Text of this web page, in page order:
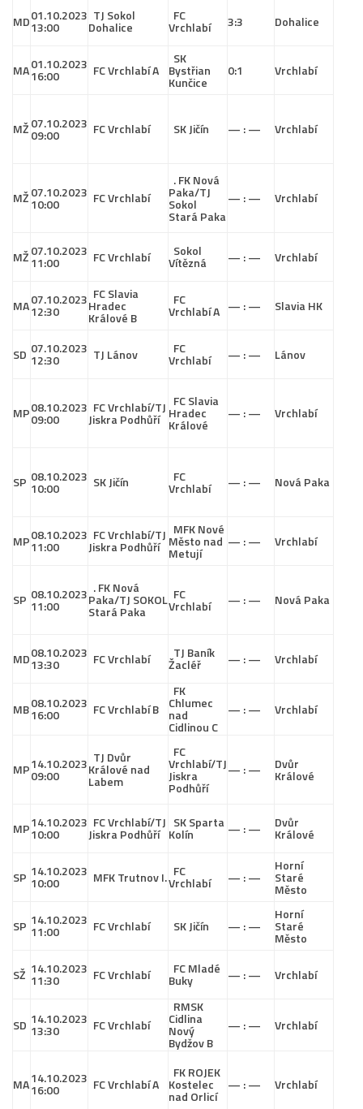
MD01.10.2023
13:00
TJ Sokol
Dohalice
FC
Vrchlabí 3:3 Dohalice
MA01.10.2023
16:00 FC Vrchlabí A
SK
Bystřian
Kunčice
0:1 Vrchlabí
MŽ07.10.2023
09:00 FC Vrchlabí SK Jičín — : — Vrchlabí
MŽ07.10.2023
10:00 FC Vrchlabí
. FK Nová
Paka/TJ
Sokol
Stará Paka
— : — Vrchlabí
MŽ07.10.2023
11:00 FC Vrchlabí Sokol
Vítězná — : — Vrchlabí
MA07.10.2023
12:30
FC Slavia
Hradec
Králové B
FC
Vrchlabí A — : — Slavia HK
SD 07.10.2023
12:30 TJ Lánov FC
Vrchlabí — : — Lánov
MP08.10.2023
09:00
FC Vrchlabí/TJ
Jiskra Podhůří
FC Slavia
Hradec
Králové
— : — Vrchlabí
SP 08.10.2023
10:00 SK Jičín FC
Vrchlabí — : — Nová Paka
MP08.10.2023
11:00
FC Vrchlabí/TJ
Jiskra Podhůří
MFK Nové
Město nad
Metují
— : — Vrchlabí
SP 08.10.2023
11:00
. FK Nová
Paka/TJ SOKOL
Stará Paka
FC
Vrchlabí — : — Nová Paka
MD08.10.2023
13:30 FC Vrchlabí TJ Baník
Žacléř — : — Vrchlabí
MB08.10.2023
16:00 FC Vrchlabí B
FK
Chlumec
nad
Cidlinou C
— : — Vrchlabí
MP14.10.2023
09:00
TJ Dvůr
Králové nad
Labem
FC
Vrchlabí/TJ
Jiskra
Podhůří
— : — Dvůr
Králové
MP14.10.2023
10:00
FC Vrchlabí/TJ
Jiskra Podhůří
SK Sparta
Kolín — : — Dvůr
Králové
SP 14.10.2023
10:00 MFK Trutnov I. FC
Vrchlabí — : —
Horní
Staré
Město
SP 14.10.2023
11:00 FC Vrchlabí SK Jičín — : —
Horní
Staré
Město
SŽ 14.10.2023
11:30 FC Vrchlabí FC Mladé
Buky — : — Vrchlabí
SD 14.10.2023
13:30 FC Vrchlabí
RMSK
Cidlina
Nový
Bydžov B
— : — Vrchlabí
MA14.10.2023
16:00 FC Vrchlabí A
FK ROJEK
Kostelec
nad Orlicí
— : — Vrchlabí